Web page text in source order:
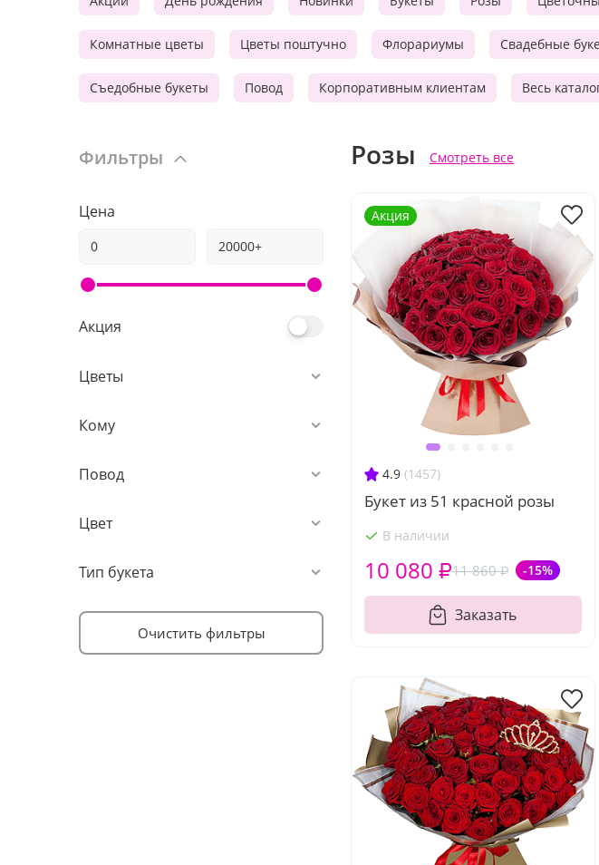
Комнатные цветы Цветы поштучно Флорариумы Свадебные
Съедобные букеты Повод Корпоративным клиентам Весь
Фильтры
Цена
Акция
Цветы
Кому
Повод
Цвет
Тип букета
Очистить фильтры
Розы Смотреть все
4.9 (1457)
Букет из 51 красной розы
В наличии
11 860 ₽ -15%
10 080 ₽
Заказать
Акция